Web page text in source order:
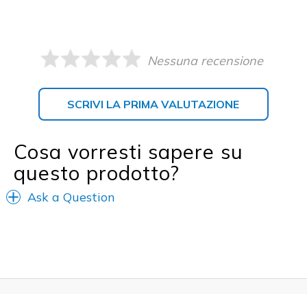
Nessuna recensione
SCRIVI LA PRIMA VALUTAZIONE
Cosa vorresti sapere su
questo prodotto?
Ask a Question